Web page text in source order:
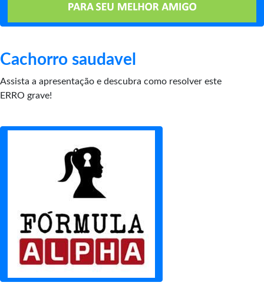
Cachorro saudavel
Assista a apresentação e descubra como resolver este
ERRO grave!